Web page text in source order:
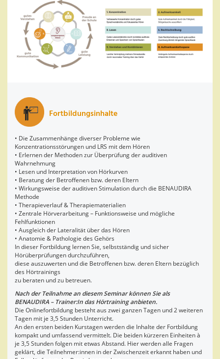
Fortbildungsinhalte
• Die Zusammenhänge diverser Probleme wie
Konzentrationsstörungen und LRS mit dem Hören
• Erlernen der Methoden zur Überprüfung der auditiven
Wahrnehmung
• Lesen und Interpretation von Hörkurven
• Beratung der Betroffenen bzw. deren Eltern
• Wirkungsweise der auditiven Stimulation durch die BENAUDIRA
Methode
• Therapieverlauf & Therapiematerialien
• Zentrale Hörverarbeitung – Funktionsweise und mögliche
Fehlfunktionen
• Ausgleich der Lateralität über das Hören
• Anatomie & Pathologie des Gehörs
In dieser Fortbildung lernen Sie, selbstständig und sicher
Hörüberprüfungen durchzuführen,
diese auszuwerten und die Betroffenen bzw. deren Eltern bezüglich
des Hörtrainings
zu beraten und zu betreuen.
Nach der Teilnahme an diesem Seminar können Sie als
BENAUDIRA – Trainer:In das Hörtraining anbieten.
Die Onlinefortbildung besteht aus zwei ganzen Tagen und 2 weiteren
Tagen mit je 3,5 Stunden Unterricht.
An den ersten beiden Kurstagen werden die Inhalte der Fortbildung
kompakt und umfassend vermittelt. Die beiden kürzeren Einheiten à
je 3,5 Stunden folgen mit etwas Abstand. Hier werden alle Fragen
geklärt, die Teilnehmer:innen in der Zwischenzeit erkannt haben und